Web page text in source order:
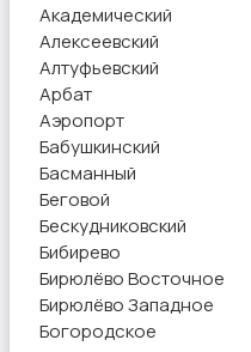
Академический
Алексеевский
Алтуфьевский
Арбат
Аэропорт
Бабушкинский
Басманный
Беговой
Бескудниковский
Бибирево
Бирюлёво Восточное
Бирюлёво Западное
Богородское